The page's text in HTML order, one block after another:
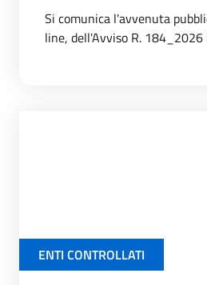
Si comunica l'avvenuta
line, dell'Avviso R. 184_2026
ENTI CONTROLLATI